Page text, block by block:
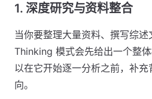
1. 深度研究与资料整合
当你要整理大量资料、撰写综述
Thinking 模式会先给出一个整
以在它开始逐一分析之前，补
向。